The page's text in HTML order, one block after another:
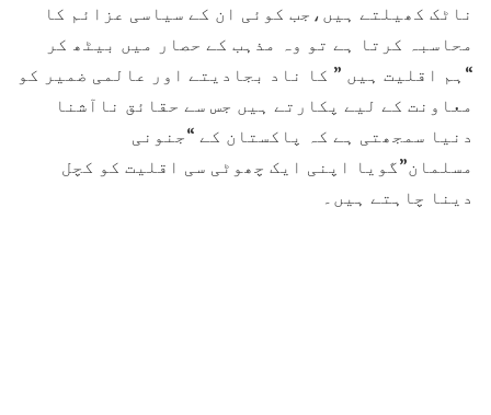
ناٹک کھیلتے ہیں،جب کوئی ان کے سیاسی عزائم کا
محاسبہ کرتا ہے تو وہ مذہب کے حصار میں بیٹھ کر
“ہم اقلیت ہیں ” کا ناد بجادیتے اور عالمی ضمیر کو
معاونت کے لیے پکارتے ہیں جس سے حقائق ناآشنا
دنیا سمجھتی ہے کہ پاکستان کے “جنونی
مسلمان”گویا اپنی ایک چھوٹی سی اقلیت کو کچل
دینا چاہتے ہیں۔